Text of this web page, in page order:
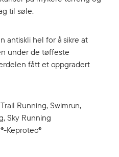
til søle.
antiskli hel for å sikre at
under de tøffeste
fått et oppgradert
Running, Swimrun,
Sky Running
Keprotec®